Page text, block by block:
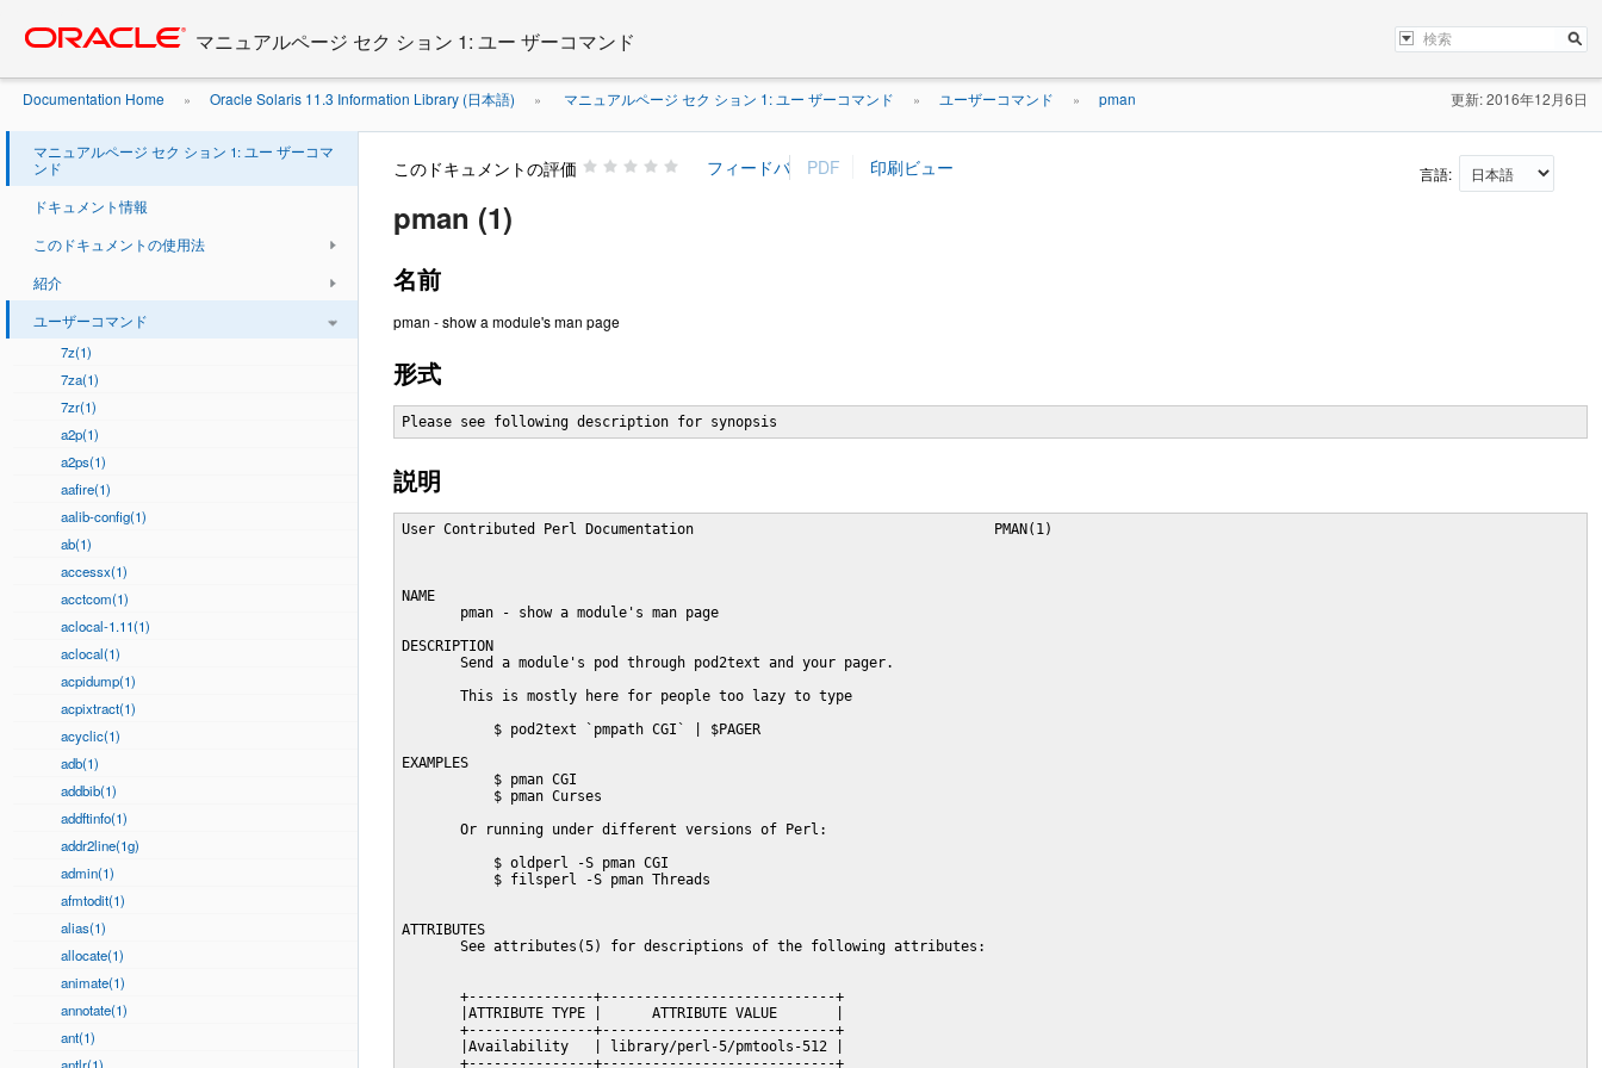
content
マニュアルページ セク ション 1: ユー ザーコマンド
Documentation Home » Oracle Solaris 11.3 Information Library (日本語) » マニュアルページ セク ション 1: ユー ザーコマンド » ユーザーコマンド » pman 更新: 2016年12月6日
マニュアルページ セク ション 1: ユー ザーコマ
ンド
ドキュメント情報
このドキュメントの使用法
紹介
ユーザーコマンド
7z(1)
7za(1)
7zr(1)
a2p(1)
a2ps(1)
aafire(1)
aalib-config(1)
ab(1)
accessx(1)
acctcom(1)
aclocal-1.11(1)
aclocal(1)
acpidump(1)
acpixtract(1)
acyclic(1)
adb(1)
addbib(1)
addftinfo(1)
addr2line(1g)
admin(1)
afmtodit(1)
alias(1)
allocate(1)
animate(1)
annotate(1)
ant(1)
このドキュメントの評価 言語:
pman (1)
名前
pman - show a module's man page
形式
Please see following description for synopsis
説明
User Contributed Perl Documentation                                    PMAN(1)
NAME
       pman - show a module's man page
DESCRIPTION
       Send a module's pod through pod2text and your pager.
       This is mostly here for people too lazy to type
           $ pod2text `pmpath CGI` | $PAGER
EXAMPLES
           $ pman CGI
           $ pman Curses
       Or running under different versions of Perl:
           $ oldperl -S pman CGI
           $ filsperl -S pman Threads
ATTRIBUTES
       See attributes(5) for descriptions of the following attributes:
       +---------------+----------------------------+
       |ATTRIBUTE TYPE |      ATTRIBUTE VALUE       |
       +---------------+----------------------------+
       |Availability   | library/perl-5/pmtools-512 |
       +---------------+----------------------------+